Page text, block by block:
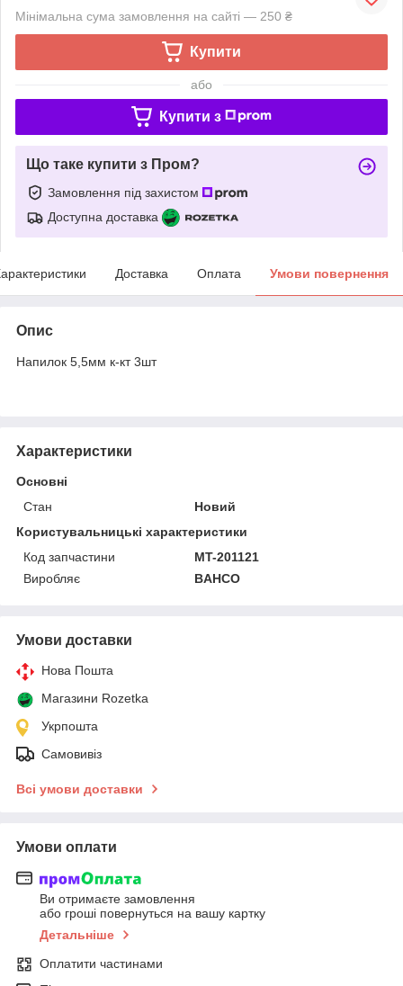
Мінімальна сума замовлення на сайті — 250 ₴
Купити
або
Купити з
Що таке купити з Пром?
Замовлення під захистом
Доступна доставка
Доставка Оплата Умови повернення
Опис
Напилок 5,5мм к-кт 3шт
Характеристики
Основні
Стан
Новий
Користувальницькі характеристики
Код запчастини
MT-201121
Виробляє
BAHCO
Умови доставки
Нова Пошта
Магазини Rozetka
Укрпошта
Самовивіз
Всі умови доставки
Умови оплати
Ви отримаєте замовлення
або гроші повернуться на вашу картку
Детальніше
Оплатити частинами